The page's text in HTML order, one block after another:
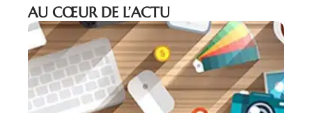
AU CŒUR DE L’ACTU